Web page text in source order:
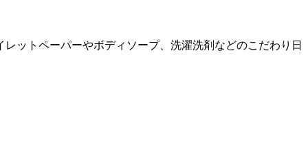
ットペーパーやボディソープ、洗濯洗剤などのこだわり日